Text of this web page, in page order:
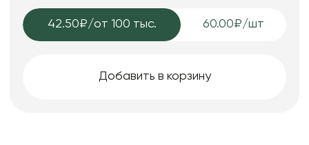
42.50₽/от 100 тыс. 60.00₽/шт
Добавить в корзину